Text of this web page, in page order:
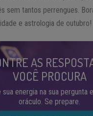
sem tantos perrengues.
e astrologia de outubro!
AS
VOCÊ PROCURA
energia na sua pergunta
oráculo. Se prepare.